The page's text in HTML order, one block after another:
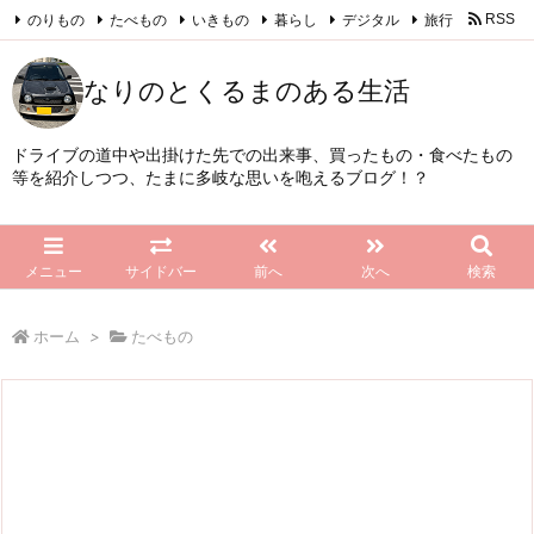
なりのとくるまのある生活
ドライブの道中や出掛けた先での出来事、買ったもの・食べたもの
等を紹介しつつ、たまに多岐な思いを咆えるブログ！？
メニュー サイドバー 前へ 次へ 検索
のりもの たべもの いきもの 暮らし デジタル 旅行 RSS
Feedly
ホーム > たべもの